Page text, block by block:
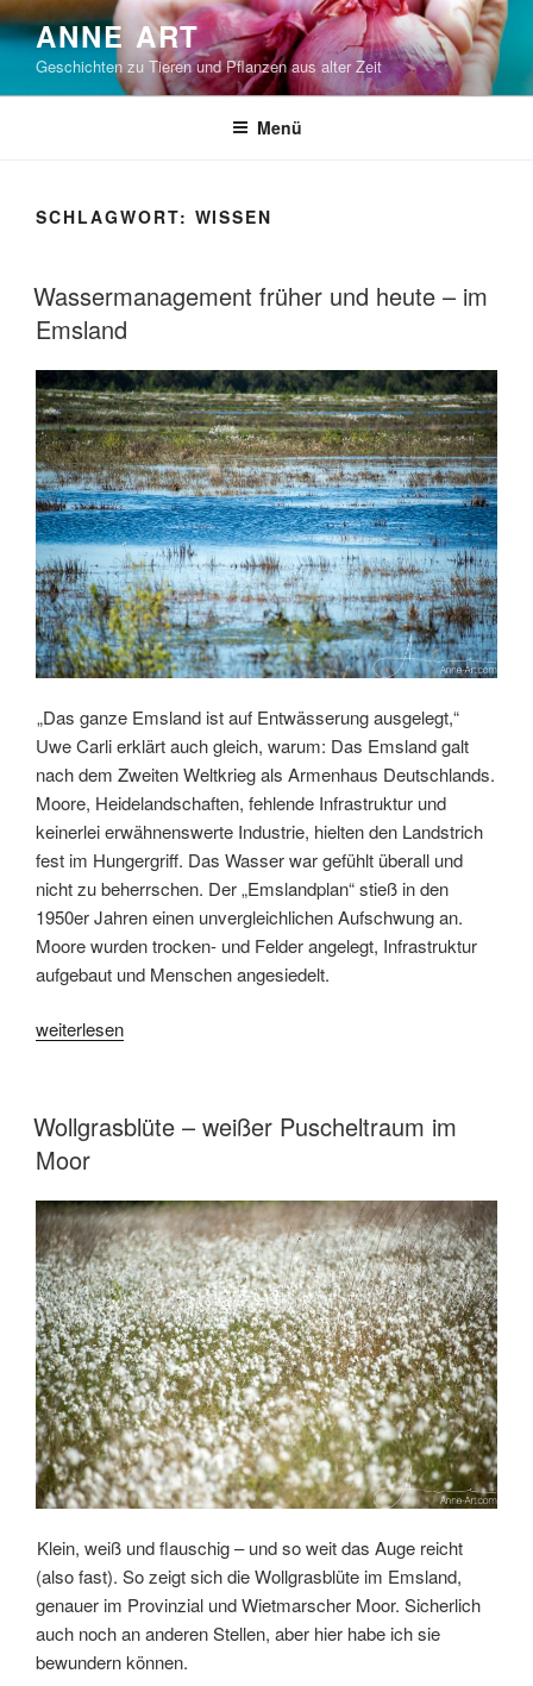
Zum
Inhalt
springen
ANNE ART
Geschichten zu Tieren und Pflanzen aus alter Zeit
Menü
SCHLAGWORT: WISSEN
VERÖFFENTLICHT
AM
Wassermanagement früher und heute – im
Emsland
„Das ganze Emsland ist auf Entwässerung ausgelegt,“
Uwe Carli erklärt auch gleich, warum: Das Emsland galt
nach dem Zweiten Weltkrieg als Armenhaus Deutschlands.
Moore, Heidelandschaften, fehlende Infrastruktur und
keinerlei erwähnenswerte Industrie, hielten den Landstrich
fest im Hungergriff. Das Wasser war gefühlt überall und
nicht zu beherrschen. Der „Emslandplan“ stieß in den
1950er Jahren einen unvergleichlichen Aufschwung an.
Moore wurden trocken- und Felder angelegt, Infrastruktur
aufgebaut und Menschen angesiedelt.
„Wassermanagement
heute
–
im
Emsland“
weiterlesen
VERÖFFENTLICHT
AM
Wollgrasblüte – weißer Puscheltraum im
Moor
Klein, weiß und flauschig – und so weit das Auge reicht
(also fast). So zeigt sich die Wollgrasblüte im Emsland,
genauer im Provinzial und Wietmarscher Moor. Sicherlich
auch noch an anderen Stellen, aber hier habe ich sie
bewundern können.